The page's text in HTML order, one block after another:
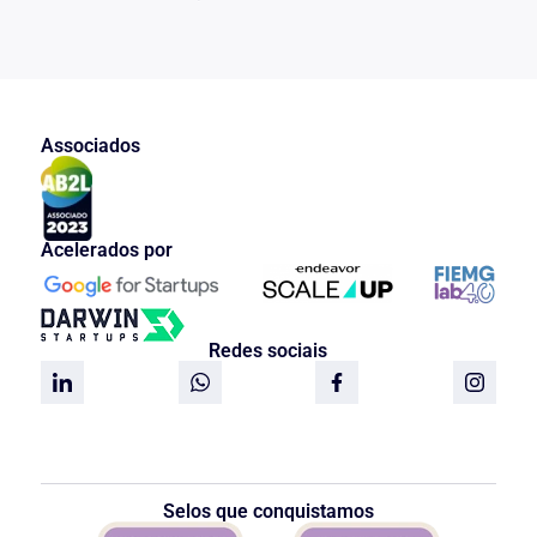
a) os embargos sejam recebidos
suspendendo-se o curso do processo de
inventário quanto ao bem ora embargado
(Art. 1.052, CPC/73 = NÃO HÁ
NO NCPC/15);
b) seja expedido em favor do embargante
o competente mandato de manutenção
de posse, citando-se a seguir o
embargado para que o mesmo conteste,
querendo, a presente ação, no prazo de
dez (10) dias, acompanhando-a até a
judicial;
c) seja condenado o embargado nas
Associados
Acelerados por
Redes sociais
Selos que conquistamos